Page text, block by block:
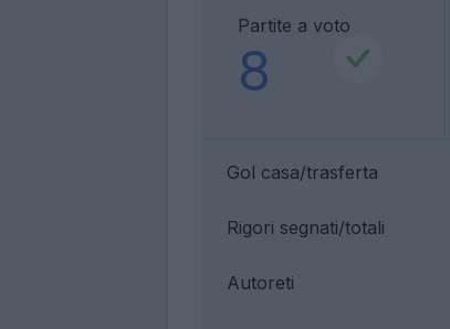
Partite a voto
8
Gol casa/trasferta
Rigori segnati/totali
Autoreti